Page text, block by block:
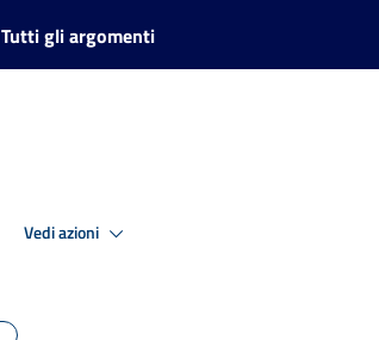
Tutti gli argomenti
Vedi azioni